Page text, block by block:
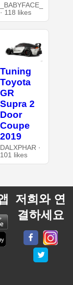
_BABYFACE_
· 118 likes
Tuning
Toyota
GR
Supra 2
Door
Coupe
2019
DALXPHAR ·
101 likes
저희와 연
결하세요